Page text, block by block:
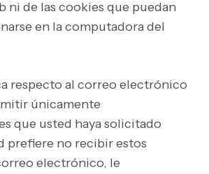
ni de las cookies que puedan
en la computadora del
respecto al correo electrónico
únicamente
que usted haya solicitado
prefiere no recibir estos
electrónico, le